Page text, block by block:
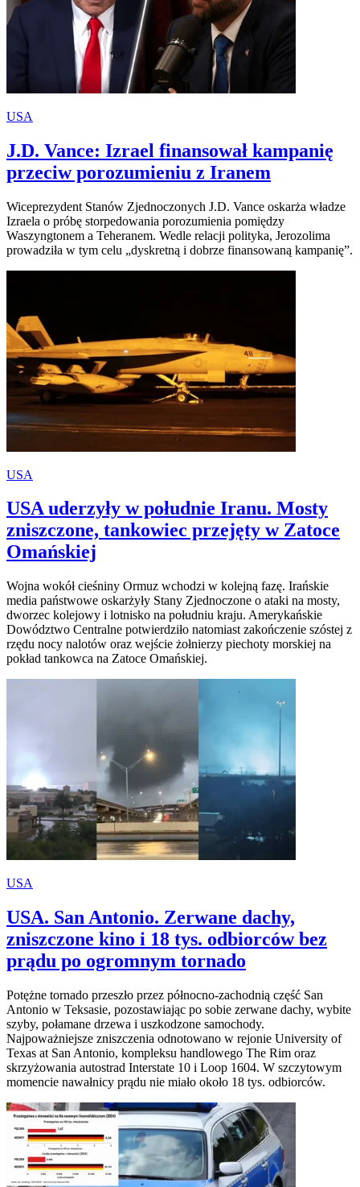
USA
J.D. Vance: Izrael finansował kampanię
przeciw porozumieniu z Iranem
Wiceprezydent Stanów Zjednoczonych J.D. Vance oskarża władze
Izraela o próbę storpedowania porozumienia pomiędzy
Waszyngtonem a Teheranem. Wedle relacji polityka, Jerozolima
prowadziła w tym celu „dyskretną i dobrze finansowaną kampanię”.
USA
USA uderzyły w południe Iranu. Mosty
zniszczone, tankowiec przejęty w Zatoce
Omańskiej
Wojna wokół cieśniny Ormuz wchodzi w kolejną fazę. Irańskie
media państwowe oskarżyły Stany Zjednoczone o ataki na mosty,
dworzec kolejowy i lotnisko na południu kraju. Amerykańskie
Dowództwo Centralne potwierdziło natomiast zakończenie szóstej z
rzędu nocy nalotów oraz wejście żołnierzy piechoty morskiej na
pokład tankowca na Zatoce Omańskiej.
USA
USA. San Antonio. Zerwane dachy,
zniszczone kino i 18 tys. odbiorców bez
prądu po ogromnym tornado
Potężne tornado przeszło przez północno-zachodnią część San
Antonio w Teksasie, pozostawiając po sobie zerwane dachy, wybite
szyby, połamane drzewa i uszkodzone samochody.
Najpoważniejsze zniszczenia odnotowano w rejonie University of
Texas at San Antonio, kompleksu handlowego The Rim oraz
skrzyżowania autostrad Interstate 10 i Loop 1604. W szczytowym
momencie nawałnicy prądu nie miało około 18 tys. odbiorców.